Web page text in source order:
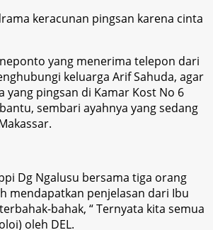
keracunan pingsan karena cinta
yang menerima telepon dari
keluarga Arif Sahuda, agar
yang pingsan di Kamar Kost No 6
sembari ayahnya yang sedang
Dg Ngalusu bersama tiga orang
mendapatkan penjelasan dari Ibu
bahak, “ Ternyata kita semua
oleh DEL.